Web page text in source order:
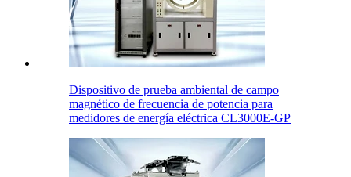
Dispositivo de prueba ambiental de campo
magnético de frecuencia de potencia para
medidores de energía eléctrica CL3000E-GP